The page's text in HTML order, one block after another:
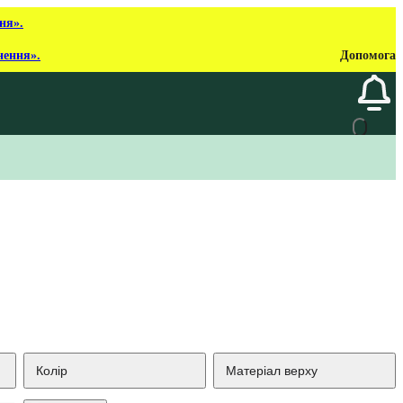
Допомога
Колір Матеріал верху